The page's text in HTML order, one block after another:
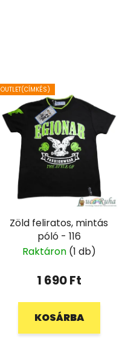
OUTLET(CÍMKÉS)
Zöld feliratos, mintás
póló - 116
Raktáron (1 db)
1 690 Ft
KOSÁRBA